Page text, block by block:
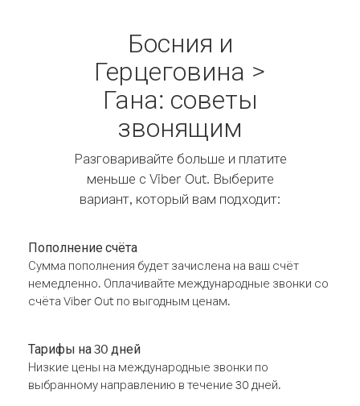
Босния и
Герцеговина >
Гана: советы
звонящим
Разговаривайте больше и платите
меньше с Viber Out. Выберите
вариант, который вам подходит:
Пополнение счёта
Сумма пополнения будет зачислена на ваш счёт
немедленно. Оплачивайте международные звонки со
счёта Viber Out по выгодным ценам.
Тарифы на 30 дней
Низкие цены на международные звонки по
выбранному направлению в течение 30 дней.